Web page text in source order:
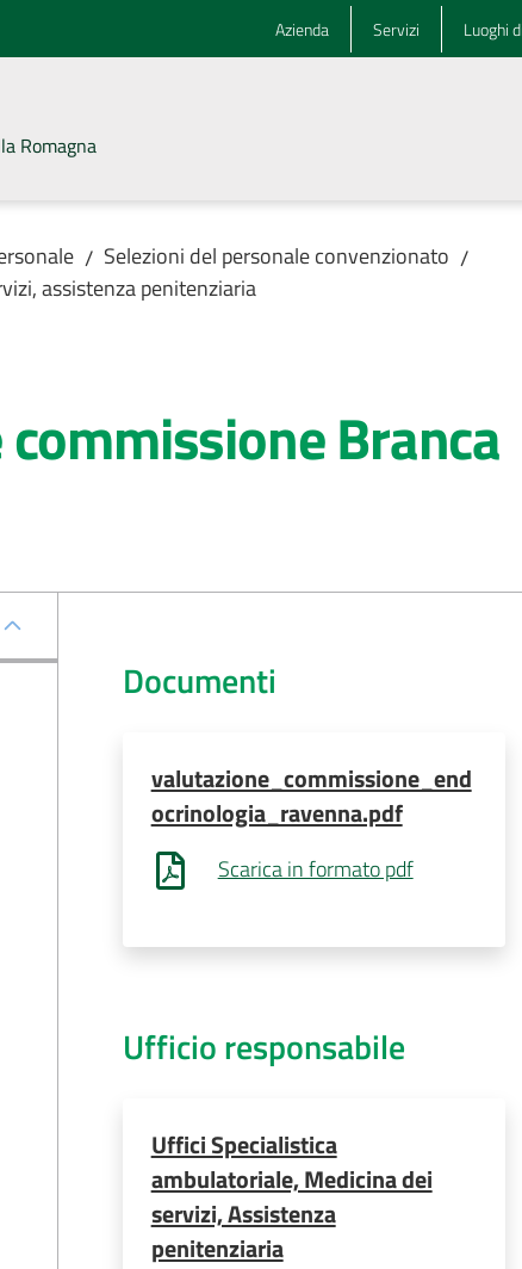
Azienda Servizi Luoghi
Romagna
/ Selezioni del personale convenzionato /
assistenza penitenziaria
Branca
Documenti
valutazione_commissione_end
ocrinologia_ravenna.pdf
Scarica in formato pdf
Ufficio responsabile
Uffici Specialistica
ambulatoriale, Medicina dei
servizi, Assistenza
penitenziaria